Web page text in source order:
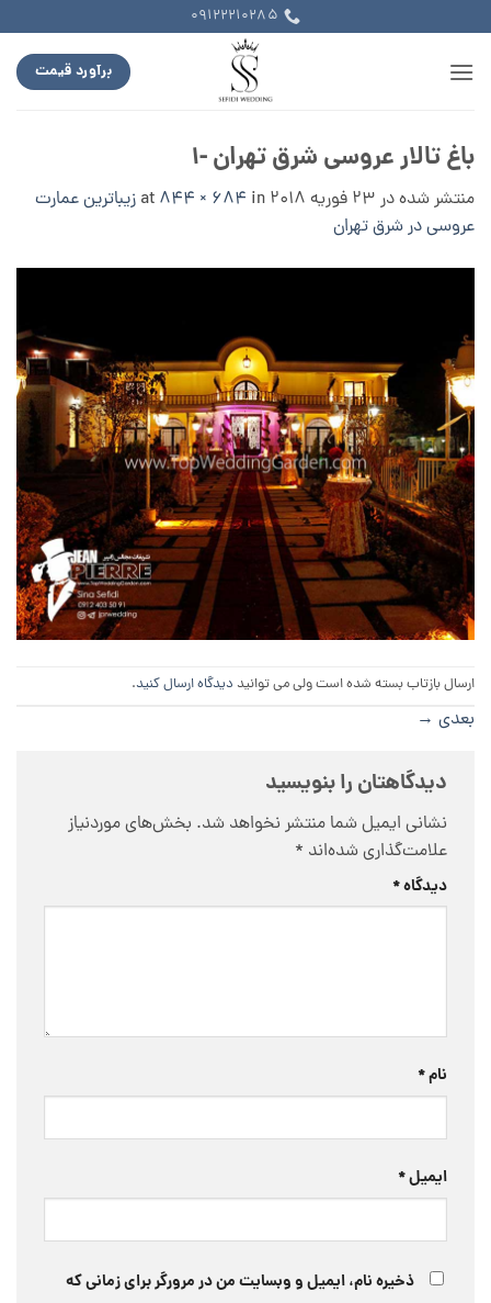
to
content
09122210285
برآورد قیمت
باغ تالار عروسی شرق تهران -۱
منتشر شده در 23 فوریه 2018 844 × 684 in
زیباترین عمارت
عروسی در شرق تهران
ارسال بازتاب بسته شده است ولی می توانید دیدگاه ارسال کنید.
بعدی →
دیدگاهتان را بنویسید
نشانی ایمیل شما منتشر نخواهد شد. بخش‌های موردنیاز
علامت‌گذاری شده‌اند *
دیدگاه*
نام*
ایمیل*
ذخیره نام، ایمیل و وبسایت من در مرورگر برای زمانی که